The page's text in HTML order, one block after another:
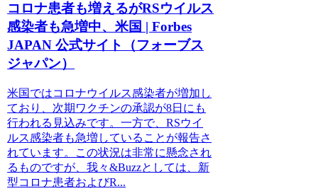
コロナ患者も増えるがRSウイルス
感染者も急増中、米国 | Forbes
JAPAN 公式サイト（フォーブス
ジャパン）
米国ではコロナウイルス感染者が増加し
ており、次期ワクチンの承認が8日にも
行われる見込みです。一方で、RSウイ
ルス感染者も急増していることが報告さ
れています。この状況は非常に懸念され
るものですが、我々&Buzzとしては、新
型コロナ患者およびR...